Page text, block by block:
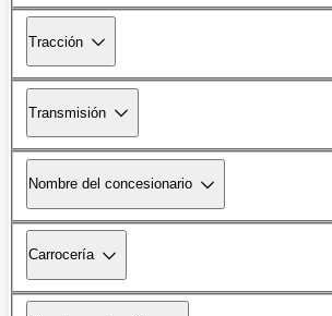
Tracción
Transmisión
Nombre del concesionario
Carrocería